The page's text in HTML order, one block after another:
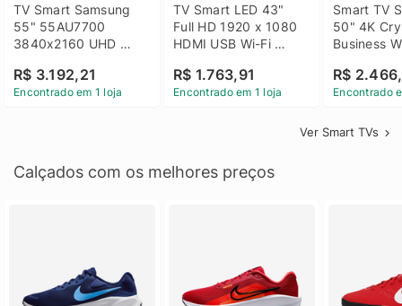
TV Smart Samsung
55" 55AU7700
3840x2160 UHD
Bluetooth
R$ 3.192,21
Encontrado em 1 loja
TV Smart LED 43"
Full HD 1920 x 1080
HDMI USB Wi-Fi
43LM631C0SB LG
R$ 1.763,91
Encontrado em 1 loja
Smart TV
50" 4K
Business
R$
Encontrado
Ver Smart TVs
Calçados com os melhores preços